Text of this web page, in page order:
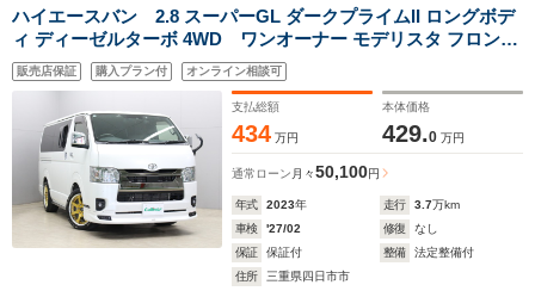
ハイエースバン 2.8 スーパーGL ダークプライムII ロングボデ
ィ ディーゼルターボ 4WD ワンオーナー モデリスタ フロント
スポイラー TRD GRサイドスカートVer.I・リヤバンパースポイ
ラー 社外オーバーフェンダー GIBSON CAMYURA 18インチ
AW UIビーグルベッドキット 社外オーバーフェンダー ナビ Bカ
メラ
販売店保証 購入プラン付 オンライン相談可
支払総額
434 万円
本体価格
429.0 万円
通常ローン 月々50,100円
年式 2023年 走行 3.7万km
車検
'27/02 修復
なし
保証
保証付 整備
法定整備付
住所
三重県四日市市